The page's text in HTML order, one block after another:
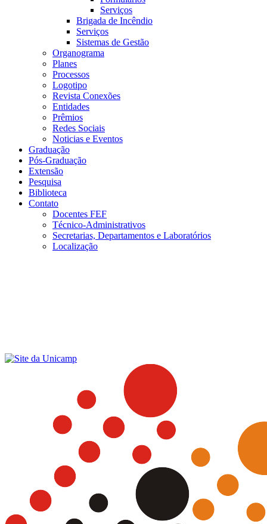
Serviços
Brigada de Incêndio
Serviços
Sistemas de Gestão
Organograma
Planes
Processos
Logotipo
Revista Conexões
Entidades
Prêmios
Redes Sociais
Noticias e Eventos
Graduação
Pós-Graduação
Extensão
Pesquisa
Biblioteca
Contato
Docentes FEF
Técnico-Administrativos
Secretarias, Departamentos e Laboratórios
Localização